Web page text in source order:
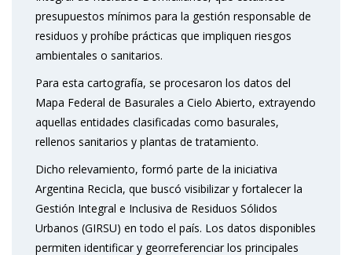
presupuestos mínimos para la gestión responsable de
residuos y prohíbe prácticas que impliquen riesgos
ambientales o sanitarios.
Para esta cartografía, se procesaron los datos del
Mapa Federal de Basurales a Cielo Abierto, extrayendo
aquellas entidades clasificadas como basurales,
rellenos sanitarios y plantas de tratamiento.
Dicho relevamiento, formó parte de la iniciativa
Argentina Recicla, que buscó visibilizar y fortalecer la
Gestión Integral e Inclusiva de Residuos Sólidos
Urbanos (GIRSU) en todo el país. Los datos disponibles
permiten identificar y georreferenciar los principales